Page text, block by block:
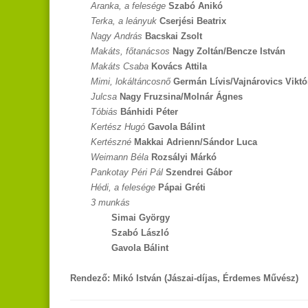
Aranka, a felesége Szabó Anikó
Terka, a leányuk Cserjési Beatrix
Nagy András Bacskai Zsolt
Makáts, főtanácsos Nagy Zoltán/Bencze István
Makáts Csaba Kovács Attila
Mimi, lokáltáncosnő Germán Lívis/Vajnárovics
Julcsa Nagy Fruzsina/Molnár Ágnes
Tóbiás Bánhidi Péter
Kertész Hugó Gavola Bálint
Kertészné Makkai Adrienn/Sándor Luca
Weimann Béla Rozsályi Márkó
Pankotay Péri Pál Szendrei Gábor
Hédi, a felesége Pápai Gréti
3 munkás
Simai György
Szabó László
Gavola Bálint
Rendező: Mikó István (Jászai-díjas, Érdemes Művész)